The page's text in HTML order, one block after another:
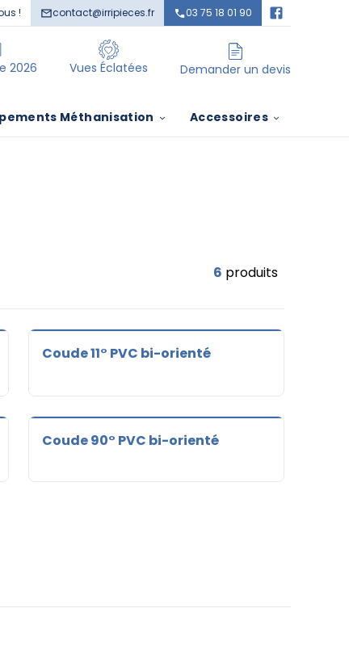
! contact@irripieces.fr 03 75 18 01 90
2026 Vues Éclatées
items in cart, view bagDemander un devis
items in cart, view bag
Méthanisation Accessoires
6 produits
Coude 11° PVC bi-orienté
Coude 90° PVC bi-orienté